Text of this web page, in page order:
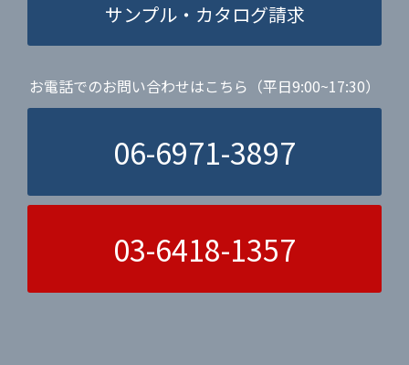
サンプル・カタログ請求
お電話でのお問い合わせはこちら（平日9:00~17:30）
06-6971-3897
03-6418-1357